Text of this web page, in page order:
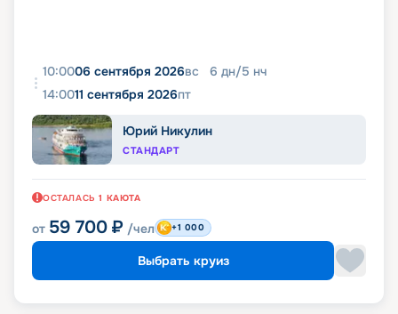
10:0006 сентября 2026вс 6 дн/5 нч
14:0011 сентября 2026пт
Юрий Никулин
СТАНДАРТ
ОСТАЛАСЬ 1 КАЮТА
от 59 700 ₽ /чел +1 000
Выбрать круиз